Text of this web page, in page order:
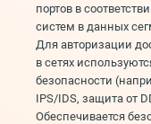
портов в
систем в данных
Для авторизации
в сетях
безопасности
IPS/IDS, защита от
Обеспечивается